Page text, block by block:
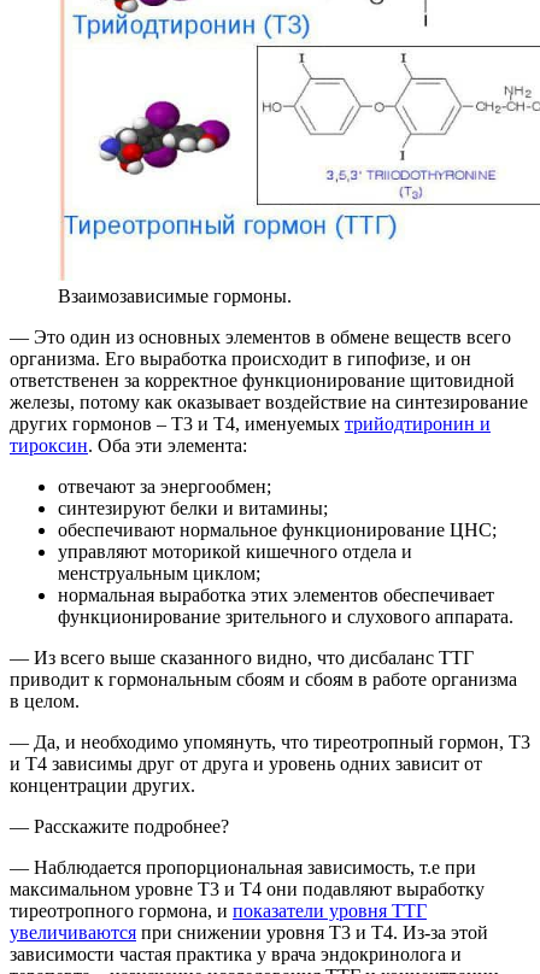
Взаимозависимые гормоны.
— Это один из основных элементов в обмене веществ всего
организма. Его выработка происходит в гипофизе, и он
ответственен за корректное функционирование щитовидной
железы, потому как оказывает воздействие на синтезирование
других гормонов – Т3 и Т4, именуемых трийодтиронин и
тироксин. Оба эти элемента:
отвечают за энергообмен;
синтезируют белки и витамины;
обеспечивают нормальное функционирование ЦНС;
управляют моторикой кишечного отдела и
менструальным циклом;
нормальная выработка этих элементов обеспечивает
функционирование зрительного и слухового аппарата.
— Из всего выше сказанного видно, что дисбаланс ТТГ
приводит к гормональным сбоям и сбоям в работе организма
в целом.
— Да, и необходимо упомянуть, что тиреотропный гормон, Т3
и Т4 зависимы друг от друга и уровень одних зависит от
концентрации других.
— Расскажите подробнее?
— Наблюдается пропорциональная зависимость, т.е при
максимальном уровне Т3 и Т4 они подавляют выработку
тиреотропного гормона, и показатели уровня ТТГ
увеличиваются при снижении уровня Т3 и Т4. Из-за этой
зависимости частая практика у врача эндокринолога и